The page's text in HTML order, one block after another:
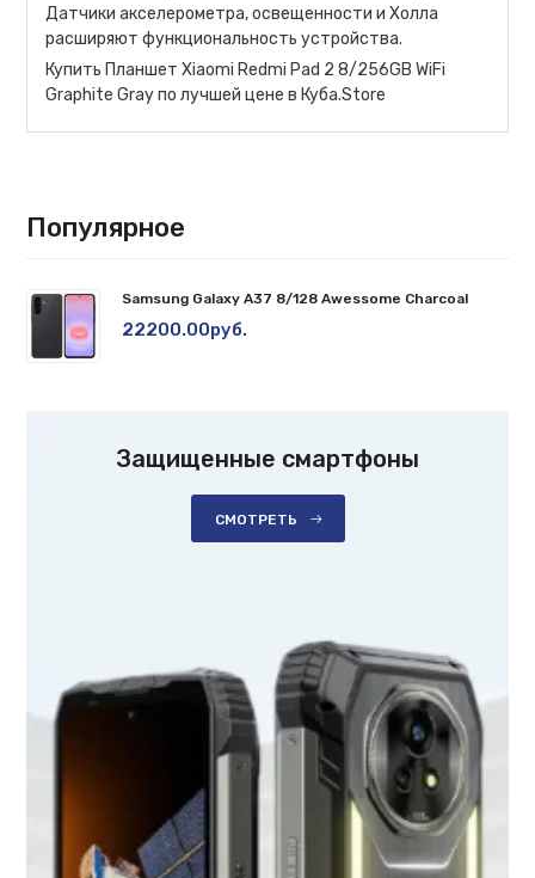
Датчики акселерометра, освещенности и Холла
расширяют функциональность устройства.
Купить Планшет Xiaomi Redmi Pad 2 8/256GB WiFi
Graphite Gray по лучшей цене в Куба.Store
Популярное
Samsung Galaxy A37 8/128 Awessome Charcoal
22200.00руб.
Защищенные смартфоны
СМОТРЕТЬ